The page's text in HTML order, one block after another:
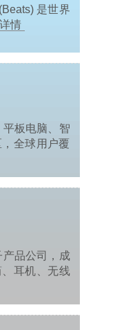
是世界
情
板电脑、智
全球用户覆
品公司，成
耳机、无线